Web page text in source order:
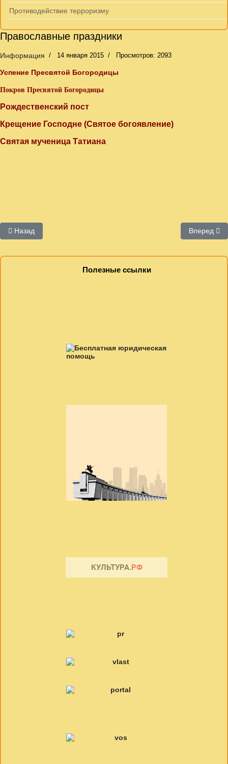
Противодействие терроризму
Православные праздники
Информация 14 января 2015 Просмотров: 2093
Успение Пресвятой Богородицы
Покров Пресвятой Богородицы
Рождественский пост
Крещение Господне (Святое богоявление)
Святая мученица Татиана
Предыдущий: Крещение Господне
Назад Вперед
Полезные ссылки